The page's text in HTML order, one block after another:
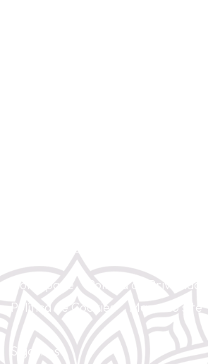
Homepage
Política de Privacidade
Política de Cookies
Mapa do site
Siga-nos